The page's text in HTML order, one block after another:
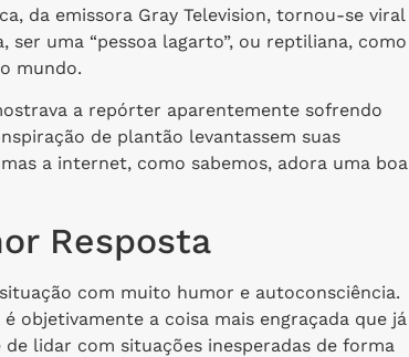
da emissora Gray Television, tornou-se viral
uma “pessoa lagarto”, ou reptiliana, como
mundo.
a repórter aparentemente sofrendo
de plantão levantassem suas
a internet, como sabemos, adora uma boa
Resposta
com muito humor e autoconsciência.
objetivamente a coisa mais engraçada que já
lidar com situações inesperadas de forma